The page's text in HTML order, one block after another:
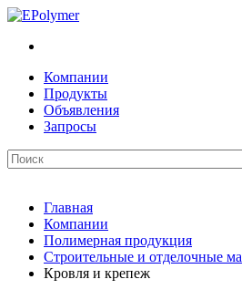
Компании
Продукты
Объявления
Запросы
Главная
Компании
Полимерная продукция
Строительные и отделочные
Кровля и крепеж